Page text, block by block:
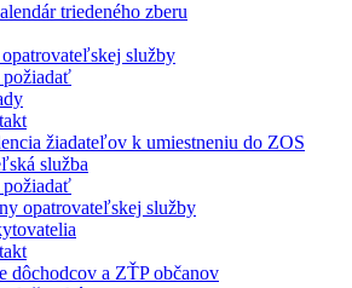
triedeného zberu
služby
žiadateľov k umiestneniu do ZOS
služba
opatrovateľskej služby
dôchodcov a ZŤP občanov